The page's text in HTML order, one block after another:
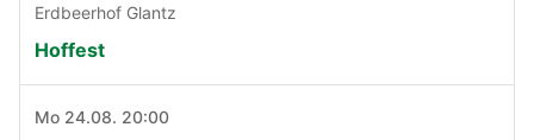
Erdbeerhof Glantz
Hoffest
Mo 24.08. 20:00